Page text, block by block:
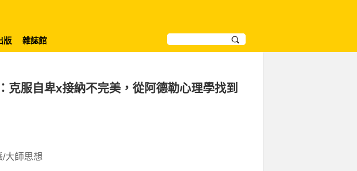
版 雜誌館
克服自卑x接納不完美，從阿德勒心理學找到
/大師思想